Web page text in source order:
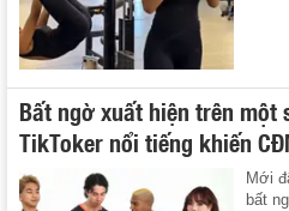
Bất ngờ xuất hiện trên một
TikToker nổi tiếng khiến
Mới
bất